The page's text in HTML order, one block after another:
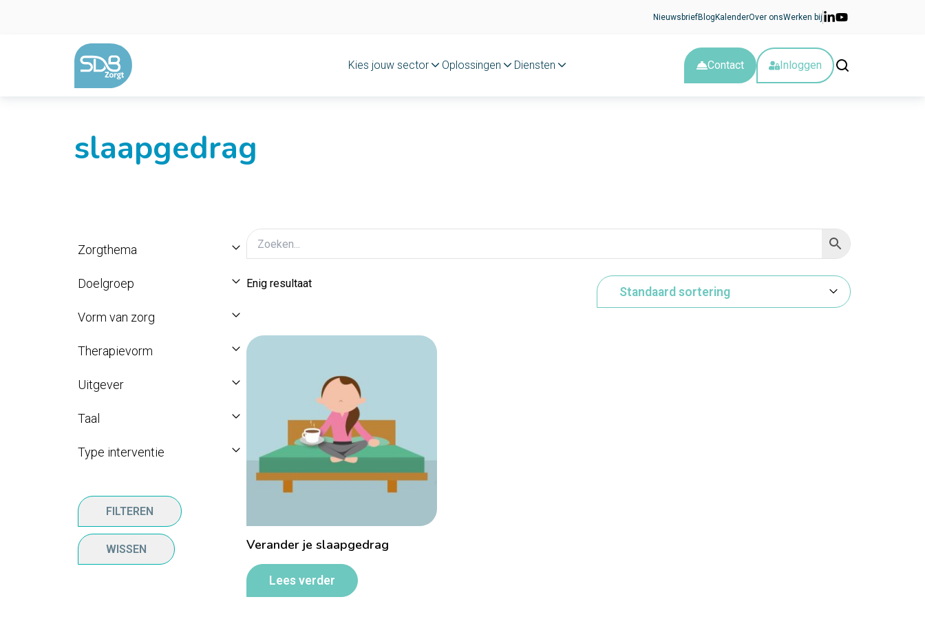
NieuwsbriefBlog KalenderOver onsWerken bij
Kies jouw sector Oplossingen Diensten Contact Inloggen
slaapgedrag
Zorgthema
Doelgroep
Vorm van zorg
Therapievorm
Uitgever
Taal
Type interventie
FILTEREN
WISSEN
Enig resultaat
Verander je slaapgedrag
Lees verder